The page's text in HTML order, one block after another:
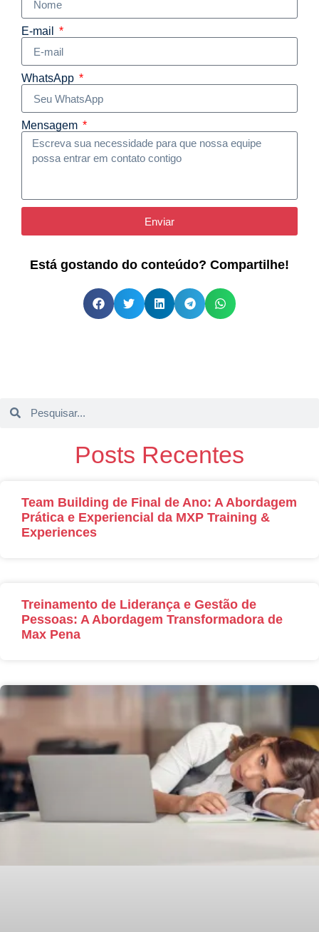
E-mail
WhatsApp
Mensagem
Enviar
Está gostando do conteúdo? Compartilhe!
Posts Recentes
Team Building de Final de Ano: A Abordagem
Prática e Experiencial da MXP Training &
Experiences
Treinamento de Liderança e Gestão de
Pessoas: A Abordagem Transformadora de
Max Pena